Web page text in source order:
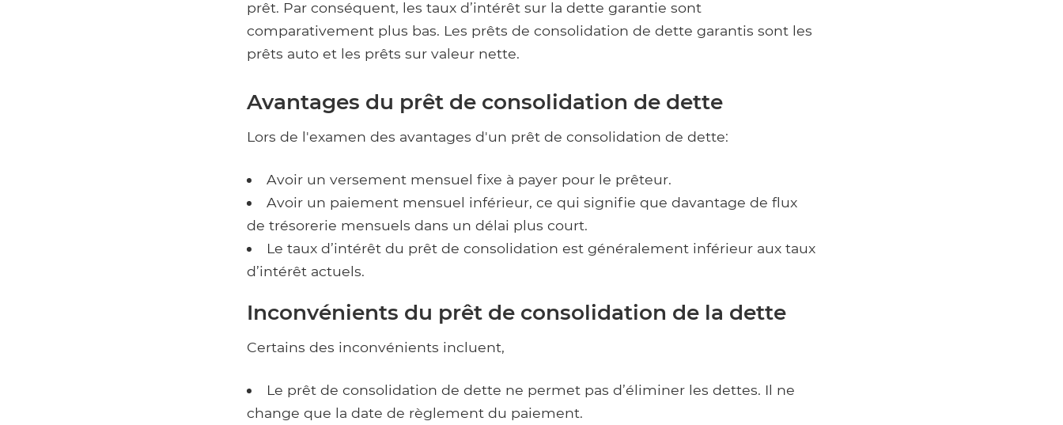
prêt. Par conséquent, les taux d’intérêt sur la dette garantie sont
comparativement plus bas. Les prêts de consolidation de dette garantis sont les
prêts auto et les prêts sur valeur nette.
Avantages du prêt de consolidation de dette
Lors de l'examen des avantages d'un prêt de consolidation de dette:
Avoir un versement mensuel fixe à payer pour le prêteur.
Avoir un paiement mensuel inférieur, ce qui signifie que davantage de flux
de trésorerie mensuels dans un délai plus court.
Le taux d’intérêt du prêt de consolidation est généralement inférieur aux taux
d’intérêt actuels.
Inconvénients du prêt de consolidation de la dette
Certains des inconvénients incluent,
Le prêt de consolidation de dette ne permet pas d’éliminer les dettes. Il ne
change que la date de règlement du paiement.